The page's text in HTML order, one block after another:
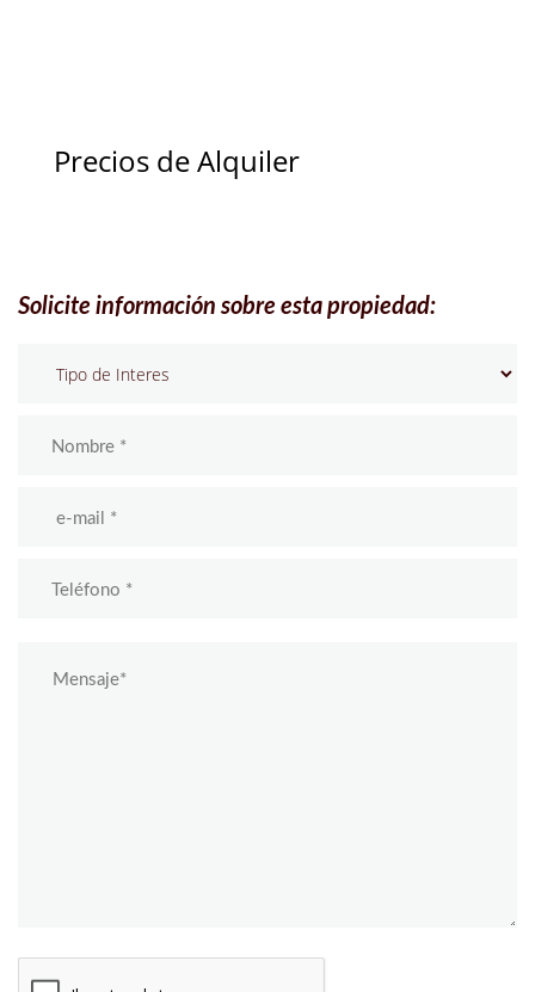
Precios de Alquiler
Solicite información sobre esta propiedad: